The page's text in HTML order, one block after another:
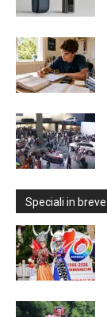
Speciali in breve